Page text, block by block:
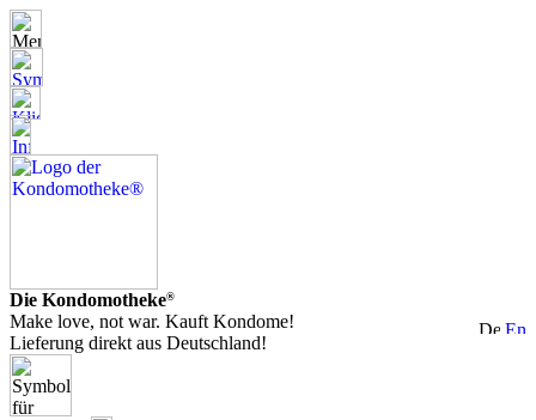
Die Kondomotheke®
Make love, not war. Kauft Kondome!
Lieferung direkt aus Deutschland!